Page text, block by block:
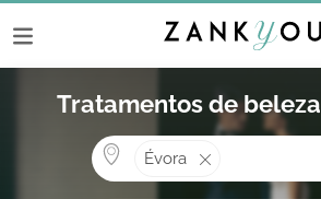
Tratamentos de
Évora